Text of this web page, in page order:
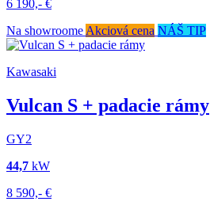
6 190,- €
Na showroome Akciová cena NÁŠ TIP
Kawasaki
Vulcan S + padacie rámy
GY2
44,7 kW
8 590,- €